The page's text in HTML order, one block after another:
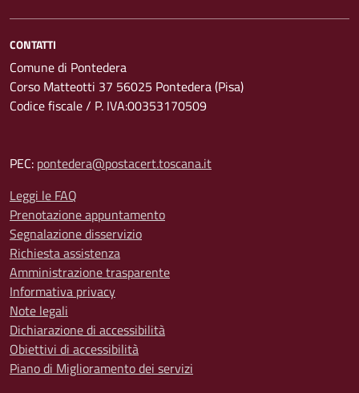
CONTATTI
Comune di Pontedera
Corso Matteotti 37 56025 Pontedera (Pisa)
Codice fiscale / P. IVA:00353170509
PEC: pontedera@postacert.toscana.it
Leggi le FAQ
Prenotazione appuntamento
Segnalazione disservizio
Richiesta assistenza
Amministrazione trasparente
Informativa privacy
Note legali
Dichiarazione di accessibilità
Obiettivi di accessibilità
Piano di Miglioramento dei servizi